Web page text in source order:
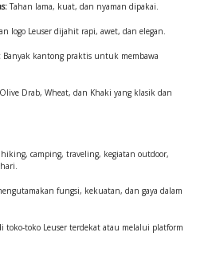
Tahan lama, kuat, dan nyaman dipakai.
logo Leuser dijahit rapi, awet, dan elegan.
Banyak kantong praktis untuk membawa
Olive Drab, Wheat, dan Khaki yang klasik dan
camping, traveling, kegiatan outdoor,
fungsi, kekuatan, dan gaya dalam
toko-toko Leuser terdekat atau melalui platform